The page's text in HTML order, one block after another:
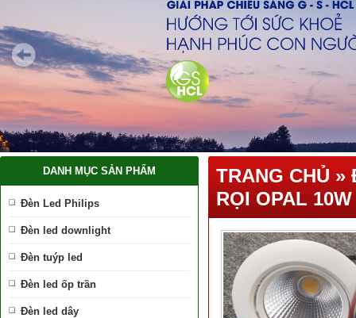
DANH MỤC SẢN PHẨM
Đèn Led Philips
Đèn led downlight
Đèn tuýp led
Đèn led ốp trần
Đèn led dây
TRANG CHỦ »
RỌI OPAL